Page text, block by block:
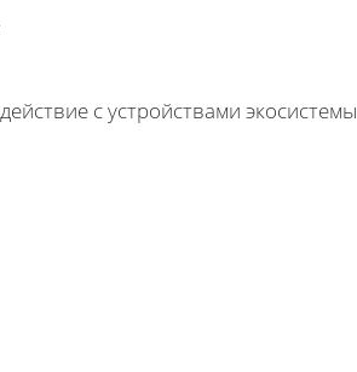
с устройствами экосистемы